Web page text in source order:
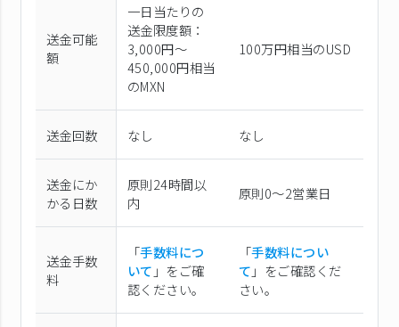
送金可能
額
一日当たりの
送金限度額：
3,000円～
450,000円相当
のMXN
100万円相当のUSD
送金回数 なし なし
送金にか
かる日数
原則24時間以
内
原則0〜2営業日
送金手数
料
「手数料につ
いて 」をご確
認ください。
「手数料につい
て 」をご確認くだ
さい。